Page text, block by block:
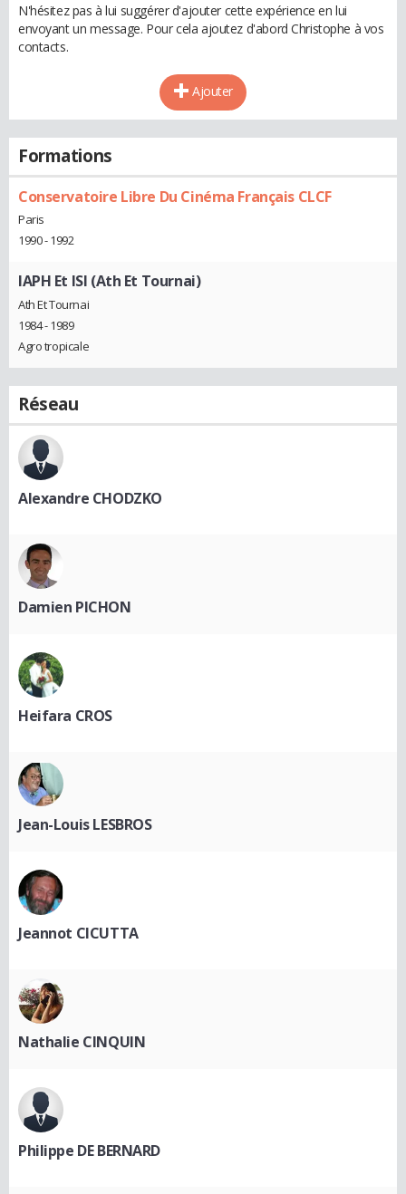
N'hésitez pas à lui suggérer d'ajouter cette expérience en lui
envoyant un message. Pour cela ajoutez d'abord Christophe à vos
contacts.
Ajouter
Formations
Conservatoire Libre Du Cinéma Français CLCF
Paris
1990 - 1992
IAPH Et ISI (Ath Et Tournai)
Ath Et Tournai
1984 - 1989
Agro tropicale
Réseau
Alexandre CHODZKO
Damien PICHON
Heifara CROS
Jean-Louis LESBROS
Jeannot CICUTTA
Nathalie CINQUIN
Philippe DE BERNARD